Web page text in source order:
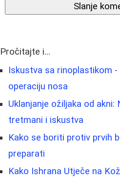
Slanje
Pročitajte i...
Iskustva sa rinoplastikom -
operaciju nosa
Uklanjanje ožiljaka od akni:
tretmani i iskustva
Kako se boriti protiv prvih
preparati
Kako Ishrana Utječe na